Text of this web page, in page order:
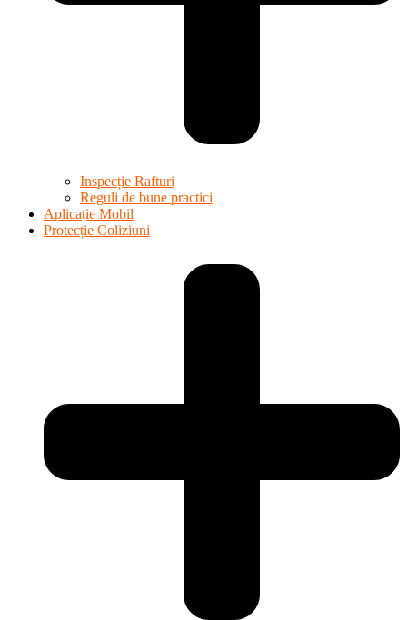
Inspecție Rafturi
Reguli de bune practici
Aplicație Mobil
Protecție Coliziuni